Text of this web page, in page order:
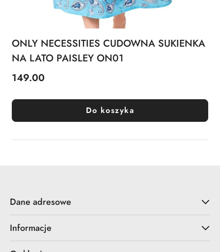
ONLY NECESSITIES CUDOWNA SUKIENKA
NA LATO PAISLEY ON01
Cena:
149.00
Do koszyka
Dane adresowe
Informacje